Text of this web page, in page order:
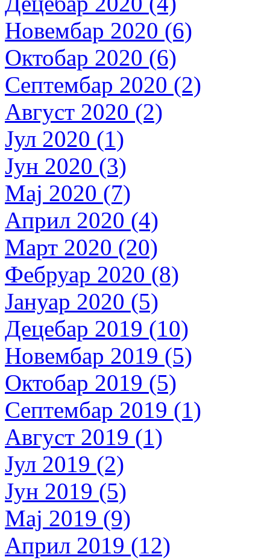
Новембар 2020 (6)
Октобар 2020 (6)
Септембар 2020 (2)
Август 2020 (2)
Јул 2020 (1)
Јун 2020 (3)
Мај 2020 (7)
Април 2020 (4)
Март 2020 (20)
Фебруар 2020 (8)
Јануар 2020 (5)
Децебар 2019 (10)
Новембар 2019 (5)
Октобар 2019 (5)
Септембар 2019 (1)
Август 2019 (1)
Јул 2019 (2)
Јун 2019 (5)
Мај 2019 (9)
Април 2019 (12)